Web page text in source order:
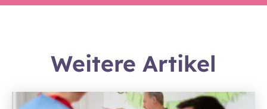
Weitere Artikel